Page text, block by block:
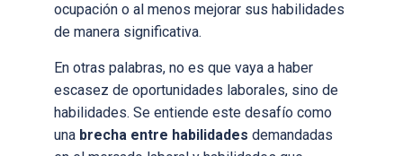
ocupación o al menos mejorar sus habilidades
de manera significativa.
En otras palabras, no es que vaya a haber
escasez de oportunidades laborales, sino de
habilidades. Se entiende este desafío como
una brecha entre habilidades demandadas